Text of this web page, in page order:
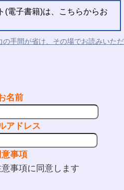
電子書籍)は、こちらからお
手間が省け、その場でお読みいただ
名前
アドレス
意事項
事項に同意します